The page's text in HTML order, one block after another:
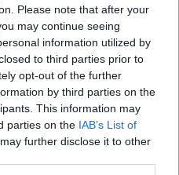
Please note that after your
may continue seeing
information utilized by
to third parties prior to
opt-out of the further
by third parties on the
This information may
parties on the IAB’s List of
further disclose it to other